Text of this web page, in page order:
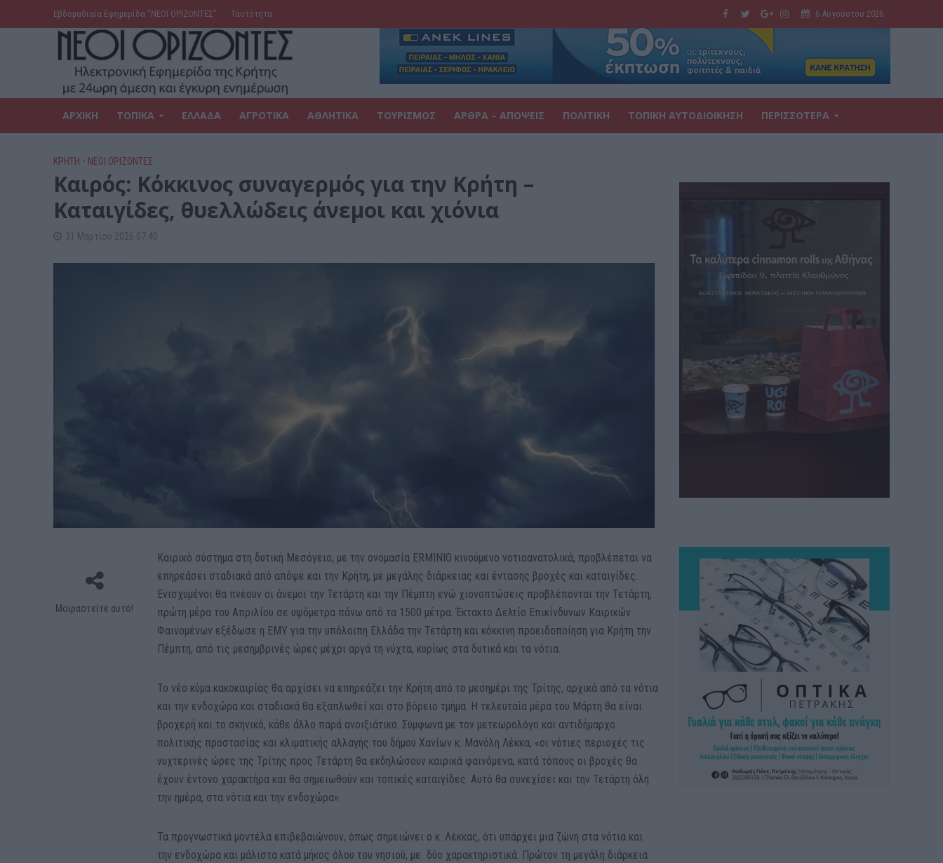
Εβδομαδιαία Εφημερίδα ‘’ΝΕΟΙ ΟΡΙΖΟΝΤΕΣ’’ Ταυτότητα 6 Αυγούστου 2026
ΑΡΧΙΚΗ ΤΟΠΙΚΑ ΕΛΛΑΔΑ ΑΓΡΟΤΙΚΑ ΑΘΛΗΤΙΚΑ ΤΟΥΡΙΣΜΟΣ ΑΡΘΡΑ – ΑΠΟΨΕΙΣ ΠΟΛΙΤΙΚΗ ΤΟΠΙΚΗ ΑΥΤΟΔΙΟΙΚΗΣΗ ΠΕΡΙΣΣΟΤΕΡΑ
ΚΡΗΤΗ • ΝΕΟΙ ΟΡΙΖΟΝΤΕΣ
Καιρός: Κόκκινος συναγερμός για την Κρήτη –
Καταιγίδες, θυελλώδεις άνεμοι και χιόνια
31 Μαρτίου 2026 07:40
Μοιραστείτε αυτό!
Καιρικό σύστημα στη δυτική Μεσόγειο, με την ονομασία ERMINIO κινούμενο νοτιοανατολικά, προβλέπεται να
επηρεάσει σταδιακά από απόψε και την Κρήτη, με μεγάλης διάρκειας και έντασης βροχές και καταιγίδες.
Ενισχυμένοι θα πνέουν οι άνεμοι την Τετάρτη και την Πέμπτη ενώ χιονοπτώσεις προβλέπονται την Τετάρτη,
πρώτη μέρα του Απριλίου σε υψόμετρα πάνω από τα 1500 μέτρα. Έκτακτο Δελτίο Επικίνδυνων Καιρικών
Φαινομένων εξέδωσε η ΕΜΥ για την υπόλοιπη Ελλάδα την Τετάρτη και κόκκινη προειδοποίηση για Κρήτη την
Πέμπτη, από τις μεσημβρινές ώρες μέχρι αργά τη νύχτα, κυρίως στα δυτικά και τα νότια.
Το νέο κύμα κακοκαιρίας θα αρχίσει να επηρεάζει την Κρήτη από το μεσημέρι της Τρίτης, αρχικά από τα νότια
και την ενδοχώρα και σταδιακά θα εξαπλωθεί και στο βόρειο τμήμα. Η τελευταία μέρα του Μάρτη θα είναι
βροχερή και το σκηνικό, κάθε άλλο παρά ανοιξιάτικο. Σύμφωνα με τον μετεωρολόγο και αντιδήμαρχο
πολιτικής προστασίας και κλιματικής αλλαγής του δήμου Χανίων κ. Μανόλη Λέκκα, «οι νότιες περιοχές τις
νυχτερινές ώρες της Τρίτης προς Τετάρτη θα εκδηλώσουν καιρικά φαινόμενα, κατά τόπους οι βροχές θα
έχουν έντονο χαρακτήρα και θα σημειωθούν και τοπικές καταιγίδες. Αυτό θα συνεχίσει και την Τετάρτη όλη
την ημέρα, στα νότια και την ενδοχώρα».
Τα προγνωστικά μοντέλα επιβεβαιώνουν, όπως σημειώνει ο κ. Λέκκας, ότι υπάρχει μια ζώνη στα νότια και
την ενδοχώρα και μάλιστα κατά μήκος όλου του νησιού, με δύο χαρακτηριστικά. Πρώτον τη μεγάλη διάρκεια